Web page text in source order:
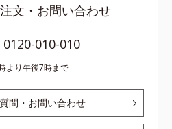
文・お問い合わせ
0120-010-010
より午後7時まで
問・お問い合わせ